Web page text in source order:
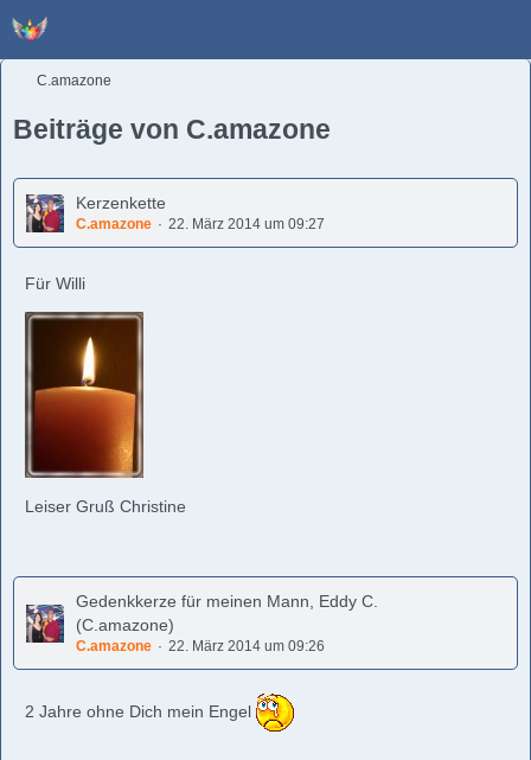
C.amazone
Beiträge von C.amazone
Kerzenkette
C.amazone 22. März 2014 um 09:27
Für Willi
Leiser Gruß Christine
Gedenkkerze für meinen Mann, Eddy C.
(C.amazone)
C.amazone 22. März 2014 um 09:26
2 Jahre ohne Dich mein Engel